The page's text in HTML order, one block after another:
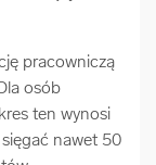
pracowniczą
osób
ten wynosi
nawet 50